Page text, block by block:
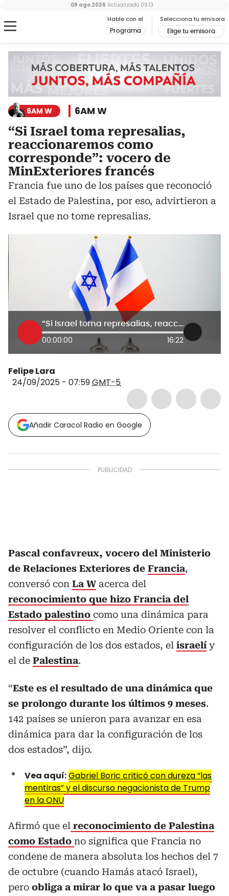
Hable con el
Programa
Selecciona tu emisora
Elige tu emisora
09 ago 2026 Actualizado 09:13
6AM W 6AM W
“Si Israel toma represalias,
reaccionaremos como
corresponde”: vocero de
MinExteriores francés
Francia fue uno de los países que reconoció
el Estado de Palestina, por eso, advirtieron a
Israel que no tome represalias.
“Si Israel toma represalias, reaccionaremos como corresponde”: vocero de MinExteriores francés
00:00:00 16:22
Felipe Lara
24/09/2025 - 07:59GMT-5
Añadir Caracol Radio en Google
Pascal confavreux, vocero del Ministerio
de Relaciones Exteriores de Francia,
conversó con La W acerca del
reconocimiento que hizo Francia del
Estado palestino como una dinámica para
resolver el conflicto en Medio Oriente con la
configuración de los dos estados, el israelí y
el de Palestina.
“Este es el resultado de una dinámica que
se prolongo durante los últimos 9 meses.
142 países se unieron para avanzar en esa
dinámica para dar la configuración de los
dos estados”, dijo.
Vea aquí:Gabriel Boric criticó con dureza “las
mentiras” y el discurso negacionista de Trump
en la ONU
Afirmó que el reconocimiento de Palestina
como Estado no significa que Francia no
condene de manera absoluta los hechos del 7
de octubre (cuando Hamás atacó Israel),
pero obliga a mirar lo que va a pasar luego